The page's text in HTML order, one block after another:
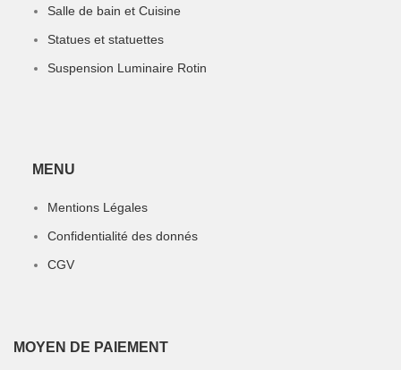
Salle de bain et Cuisine
Statues et statuettes
Suspension Luminaire Rotin
MENU
Mentions Légales
Confidentialité des donnés
CGV
MOYEN DE PAIEMENT